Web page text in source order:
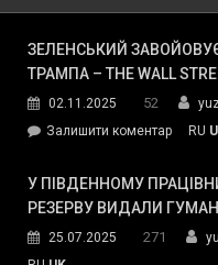
ЗЕЛЕНСЬКИЙ
ТРАМПА – THE WALL
02.11.2025 52
Залишити коментарon
Трампа
RU
У ПІВДЕННОМУ
РЕЗЕРВУ ВИДАЛИ
25.07.2025 271